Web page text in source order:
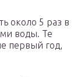
около 5 раз в
воды. Те
первый год,